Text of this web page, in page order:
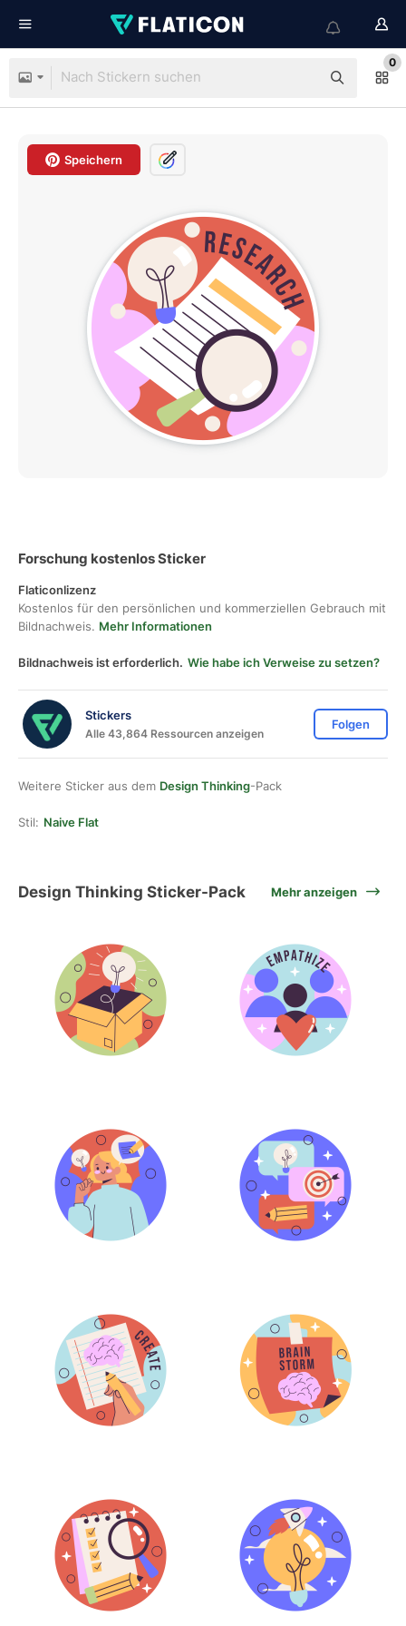
0
Speichern
Forschung kostenlos Sticker
Flaticonlizenz
Kostenlos für den persönlichen und kommerziellen Gebrauch mit
Bildnachweis. Mehr Informationen
Bildnachweis ist erforderlich. Wie habe ich Verweise zu setzen?
Stickers
Alle 43,864 Ressourcen anzeigen
Folgen
Weitere Sticker aus dem Design Thinking-Pack
Stil: Naive Flat
Design Thinking Sticker-Pack Mehr anzeigen